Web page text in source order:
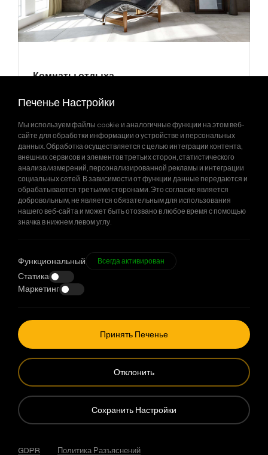
Комнаты отдыха
Жилые пространства
Показать Больше
info@stilastructure.ru
Metro 34 Plaza IOSB Bedrettin Dalan Blv.
No:23/103 Basaksehir / Istanbul / Türkiye
Stila Structure - это брендIntegral Group
Печенье Настройки
Мы используем файлы cookie и аналогичные функции на этом веб-
сайте для обработки информации о устройстве и персональных
данных. Обработка осуществляется с целью интеграции контента,
внешних сервисов и элементов третьих сторон, статистического
анализа/измерений, персонализированной рекламы и интеграции
социальных сетей. В зависимости от функции данные передаются и
обрабатываются третьими сторонами. Это согласие является
добровольным, не является обязательным для использования
нашего веб-сайта и может быть отозвано в любое время с помощью
значка в нижнем левом углу.
Функциональный Всегда активирован
Статика
Маркетинг
Принять Печенье
Отклонить
Сохранить Настройки
GDPR Политика Разъяснений